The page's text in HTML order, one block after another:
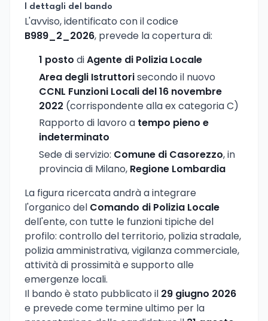
I dettagli del bando
L'avviso, identificato con il codice
B989_2_2026, prevede la copertura di:
1 posto diAgente di Polizia Locale
Area degli Istruttorisecondo il nuovo
CCNL Funzioni Locali del 16 novembre
2022 (corrispondente alla ex categoria C)
Rapporto di lavoro a tempo pieno e
indeterminato
Sede di servizio: Comune di Casorezzo, in
provincia di Milano, Regione Lombardia
La figura ricercata andrà a integrare
l'organico del Comando di Polizia Locale
dell'ente, con tutte le funzioni tipiche del
profilo: controllo del territorio, polizia stradale,
polizia amministrativa, vigilanza commerciale,
attività di prossimità e supporto alle
emergenze locali.
Il bando è stato pubblicato il 29 giugno 2026
e prevede come termine ultimo per la